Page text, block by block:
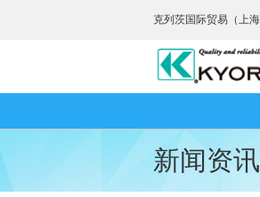
克列茨国际贸易（上
新闻资讯